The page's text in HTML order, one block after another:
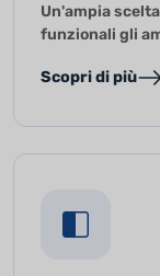
Un'ampia
funzionali gli
Scopri di più